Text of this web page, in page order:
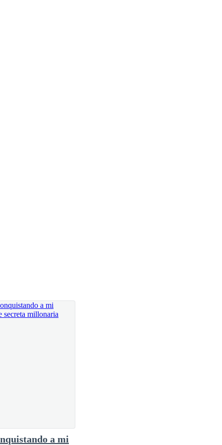
que yo no pueda ir y me tenga que
hija y tendrás que hacerte cargo algun dia de la
a la calle, cogi un taxi dando al conductor la
ronroneando
a mi